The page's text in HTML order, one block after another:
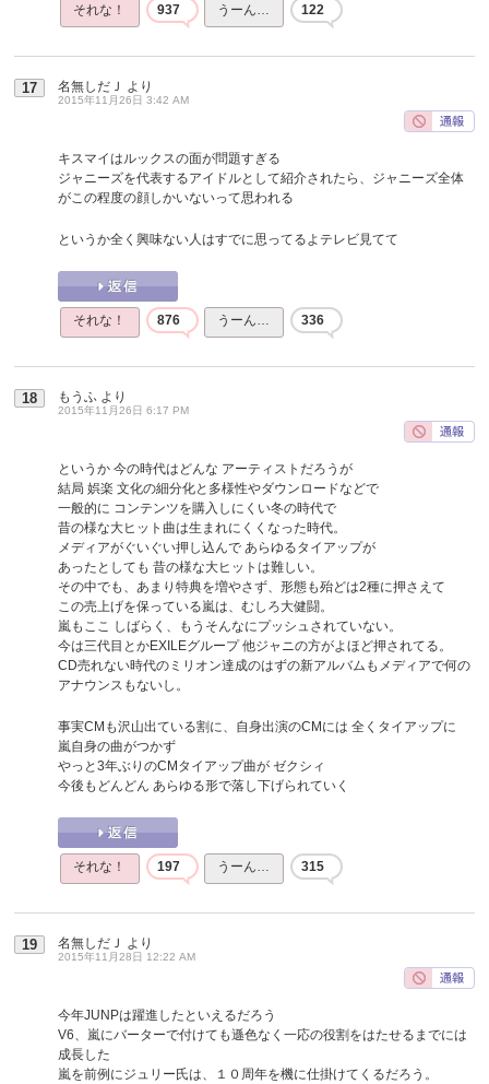
それな！ 937 うーん… 122
17 名無しだＪ より
2015年11月26日 3:42 AM
キスマイはルックスの面が問題すぎる
ジャニーズを代表するアイドルとして紹介されたら、ジャニーズ全体
がこの程度の顔しかいないって思われる
というか全く興味ない人はすでに思ってるよテレビ見てて
それな！ 876 うーん… 336
18 もうふ より
2015年11月26日 6:17 PM
というか 今の時代はどんな アーティストだろうが
結局 娯楽 文化の細分化と多様性やダウンロードなどで
一般的に コンテンツを購入しにくい冬の時代で
昔の様な大ヒット曲は生まれにくくなった時代。
メディアがぐいぐい押し込んで あらゆるタイアップが
あったとしても 昔の様な大ヒットは難しい。
その中でも、あまり特典を増やさず、形態も殆どは2種に押さえて
この売上げを保っている嵐は、むしろ大健闘。
嵐もここ しばらく、もうそんなにプッシュされていない。
今は三代目とかEXILEグループ 他ジャニの方がよほど押されてる。
CD売れない時代のミリオン達成のはずの新アルバムもメディアで何の
アナウンスもないし。
事実CMも沢山出ている割に、自身出演のCMには 全くタイアップに
嵐自身の曲がつかず
やっと3年ぶりのCMタイアップ曲が ゼクシィ
今後もどんどん あらゆる形で落し下げられていく
それな！ 197 うーん… 315
19 名無しだＪ より
2015年11月28日 12:22 AM
今年JUNPは躍進したといえるだろう
V6、嵐にバーターで付けても遜色なく一応の役割をはたせるまでには
成長した
嵐を前例にジュリー氏は、１０周年を機に仕掛けてくるだろう。